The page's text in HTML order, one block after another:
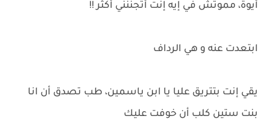
أيوة، مموتش في إيه إنت أتجننني أكثر !!
ابتعدت عنه و هي الرداف
يقي إنت بتتريق عليا يا ابن ياسمين، طب تصدق أن انا
بنت ستين كلب أن خوفت عليك